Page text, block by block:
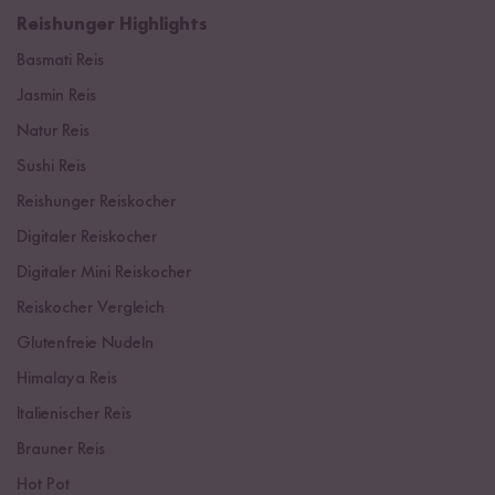
Reishunger Highlights
Basmati Reis
Jasmin Reis
Natur Reis
Sushi Reis
Reishunger Reiskocher
Digitaler Reiskocher
Digitaler Mini Reiskocher
Reiskocher Vergleich
Glutenfreie Nudeln
Himalaya Reis
Italienischer Reis
Brauner Reis
Hot Pot